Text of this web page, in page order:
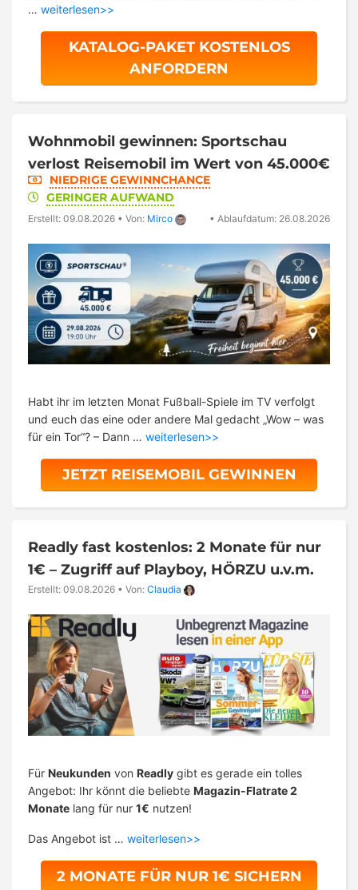
… weiterlesen>>
KATALOG-PAKET KOSTENLOS
ANFORDERN
Wohnmobil gewinnen: Sportschau
verlost Reisemobil im Wert von 45.000€
NIEDRIGE GEWINNCHANCE
GERINGER AUFWAND
Erstellt: 09.08.2026 • Von: Mirco • Ablaufdatum: 26.08.2026
Habt ihr im letzten Monat Fußball-Spiele im TV verfolgt
und euch das eine oder andere Mal gedacht „Wow – was
für ein Tor“? – Dann … weiterlesen>>
JETZT REISEMOBIL GEWINNEN
Readly fast kostenlos: 2 Monate für nur
1€ – Zugriff auf Playboy, HÖRZU u.v.m.
Erstellt: 09.08.2026 • Von: Claudia
Für Neukunden von Readly gibt es gerade ein tolles
Angebot: Ihr könnt die beliebte Magazin-Flatrate 2
Monate lang für nur 1€ nutzen!
Das Angebot ist … weiterlesen>>
2 MONATE FÜR NUR 1€ SICHERN